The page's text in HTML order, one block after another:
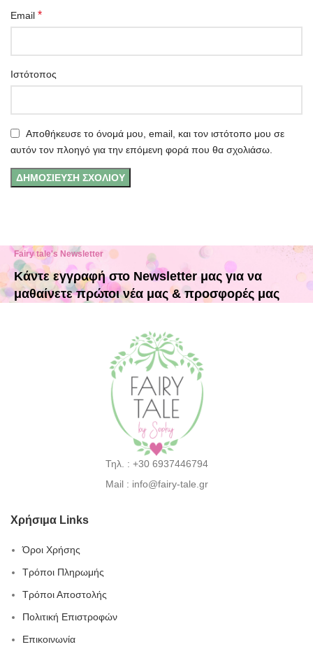
Email *
Ιστότοπος
Αποθήκευσε το όνομά μου, email, και τον ιστότοπο μου σε
αυτόν τον πλοηγό για την επόμενη φορά που θα σχολιάσω.
Fairy tale's Newsletter
Κάντε εγγραφή στο Newsletter μας για να
μαθαίνετε πρώτοι νέα μας & προσφορές μας
Τηλ. : +30 6937446794
Mail : info@fairy-tale.gr
Χρήσιμα Links
Όροι Χρήσης
Τρόποι Πληρωμής
Τρόποι Αποστολής
Πολιτική Επιστροφών
Επικοινωνία